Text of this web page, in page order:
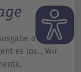
der
es los... Wir